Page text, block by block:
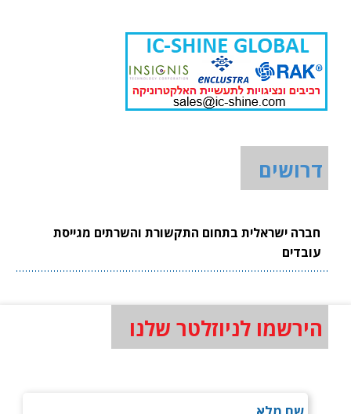
דרושים
חברה ישראלית בתחום התקשורת והשרתים מגייסת
עובדים
הירשמו לניוזלטר שלנו